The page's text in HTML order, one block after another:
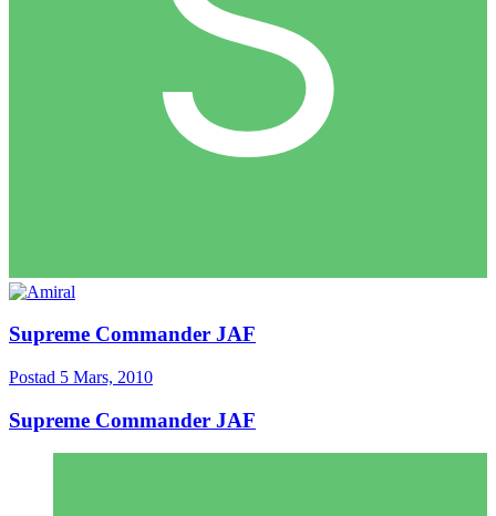
Supreme Commander JAF
Postad 5 Mars, 2010
Supreme Commander JAF